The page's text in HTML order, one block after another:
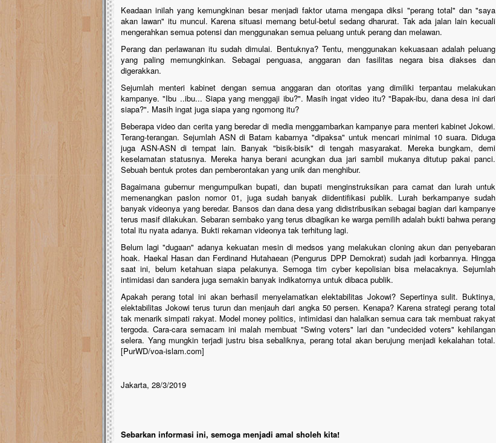
Keadaan inilah yang kemungkinan besar menjadi faktor utama mengapa diksi "perang total" dan "saya
akan lawan" itu muncul. Karena situasi memang betul-betul sedang dharurat. Tak ada jalan lain kecuali
mengerahkan semua potensi dan menggunakan semua peluang untuk perang dan melawan.
Perang dan perlawanan itu sudah dimulai. Bentuknya? Tentu, menggunakan kekuasaan adalah peluang
yang paling memungkinkan. Sebagai penguasa, anggaran dan fasilitas negara bisa diakses dan
digerakkan.
Sejumlah menteri kabinet dengan semua anggaran dan otoritas yang dimiliki terpantau melakukan
kampanye. "Ibu ..ibu... Siapa yang menggaji ibu?". Masih ingat video itu? "Bapak-ibu, dana desa ini dari
siapa?". Masih ingat juga siapa yang ngomong itu?
Beberapa video dan cerita yang beredar di media menggambarkan kampanye para menteri kabinet Jokowi.
Terang-terangan. Sejumlah ASN di Batam kabarnya "dipaksa" untuk mencari minimal 10 suara. Diduga
juga ASN-ASN di tempat lain. Banyak "bisik-bisik" di tengah masyarakat. Mereka bungkam, demi
keselamatan statusnya. Mereka hanya berani acungkan dua jari sambil mukanya ditutup pakai panci.
Sebuah bentuk protes dan pemberontakan yang unik dan menghibur.
Bagaimana gubernur mengumpulkan bupati, dan bupati menginstruksikan para camat dan lurah untuk
memenangkan paslon nomor 01, juga sudah banyak diidentifikasi publik. Lurah berkampanye sudah
banyak videonya yang beredar. Bansos dan dana desa yang didistribusikan sebagai bagian dari kampanye
terus masif dilakukan. Sebaran sembako yang terus dibagikan ke warga pemilih adalah bukti bahwa perang
total itu nyata adanya. Bukti rekaman videonya tak terhitung lagi.
Belum lagi "dugaan" adanya kekuatan mesin di medsos yang melakukan cloning akun dan penyebaran
hoak. Haekal Hasan dan Ferdinand Hutahaean (Pengurus DPP Demokrat) sudah jadi korbannya. Hingga
saat ini, belum ketahuan siapa pelakunya. Semoga tim cyber kepolisian bisa melacaknya. Sejumlah
intimidasi dan sandera juga semakin banyak indikatornya untuk dibaca publik.
Apakah perang total ini akan berhasil menyelamatkan elektabilitas Jokowi? Sepertinya sulit. Buktinya,
elektabilitas Jokowi terus turun dan menjauh dari angka 50 persen. Kenapa? Karena strategi perang total
tak menarik simpati rakyat. Model money politics, intimidasi dan halalkan semua cara tak membuat rakyat
tergoda. Cara-cara semacam ini malah membuat "Swing voters" lari dan "undecided voters" kehilangan
selera. Yang mungkin terjadi justru bisa sebaliknya, perang total akan berujung menjadi kekalahan total.
[PurWD/voa-islam.com]
Jakarta, 28/3/2019
Sebarkan informasi ini, semoga menjadi amal sholeh kita!